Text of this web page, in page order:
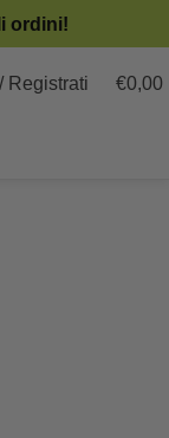
ordini!
Registrati €0,00